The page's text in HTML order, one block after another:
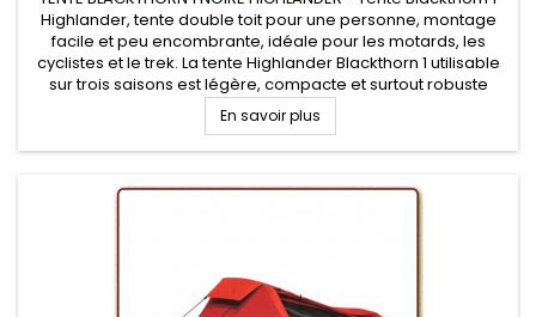
Highlander, tente double toit pour une personne, montage
facile et peu encombrante, idéale pour les motards, les
cyclistes et le trek. La tente Highlander Blackthorn 1 utilisable
sur trois saisons est légère, compacte et surtout robuste
avec un transport facilité avec son sac de compression.
En savoir plus